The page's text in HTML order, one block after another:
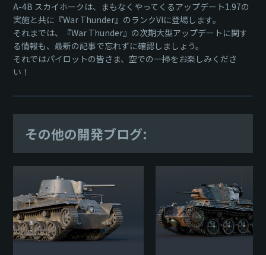
A-4B スカイホークは、まもなくやってくるアップデート1.97の
実施と共に『War Thunder』のランクVIに登場します。
それまでは、『War Thunder』の次期大型アップデートに関す
る情報も、最新の記事で忘れずに確認しましょう。
それではパイロットの皆さま、空での一掃をお楽しみくださ
い！
その他の開発ブログ: